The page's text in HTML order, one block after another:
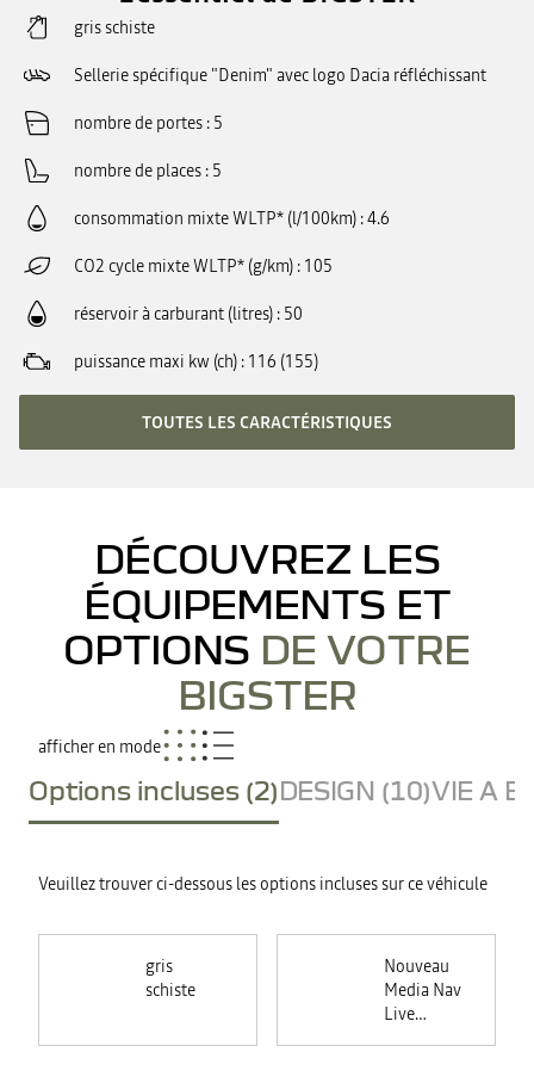
gris schiste
Sellerie spécifique "Denim" avec logo Dacia réfléchissant
nombre de portes 5
nombre de places 5
consommation mixte WLTP* (l/100km) 4.6
CO2 cycle mixte WLTP* (g/km) 105
réservoir à carburant (litres) 50
puissance maxi kw (ch) 116 (155)
TOUTES LES CARACTÉRISTIQUES
DÉCOUVREZ LES
ÉQUIPEMENTS ET
OPTIONS DE VOTRE
BIGSTER
afficher en mode
Options incluses (2)DESIGN (10)VIE A
Veuillez trouver ci-dessous les options incluses sur ce véhicule
gris
schiste
Nouveau
Media Nav
Live